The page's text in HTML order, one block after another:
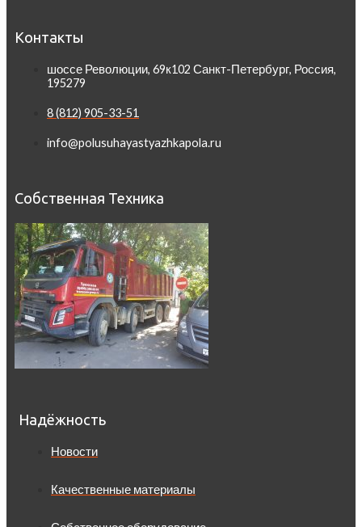
Контакты
шоссе Революции, 69к102 Санкт-Петербург, Россия,
195279
8 (812) 905-33-51
info@polusuhayastyazhkapola.ru
Собственная Техника
Надёжность
Новости
Качественные материалы